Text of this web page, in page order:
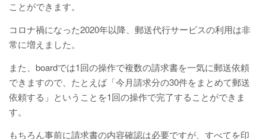
ことができます。
コロナ禍になった2020年以降、郵送代行サービスの利用は非
常に増えました。
また、boardでは1回の操作で複数の請求書を一気に郵送依頼
できますので、たとえば「今月請求分の30件をまとめて郵送
依頼する」ということを1回の操作で完了することができま
す。
もちろん事前に請求書の内容確認は必要ですが、すべてを印